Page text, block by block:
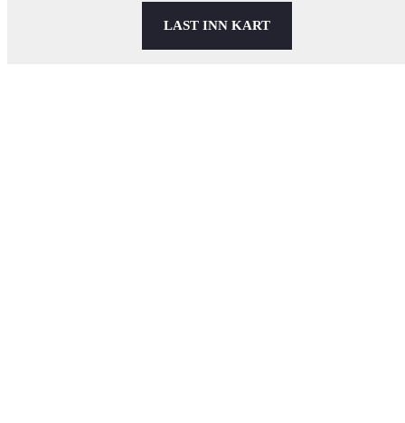
LAST INN KART